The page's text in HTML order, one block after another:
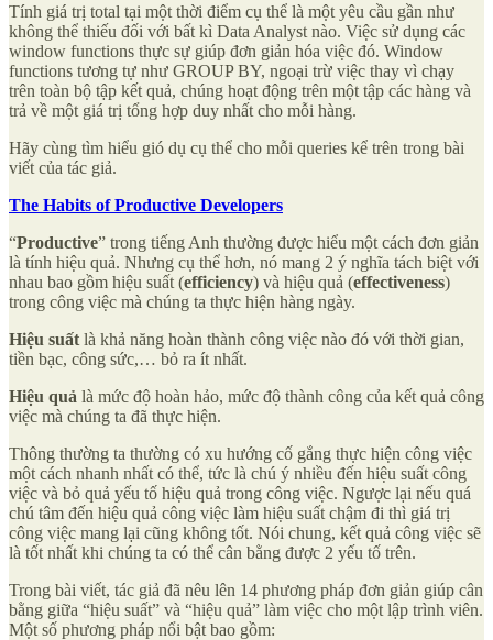
Tính giá trị total tại một thời điểm cụ thể là một yêu cầu gần như
không thể thiếu đối với bất kì Data Analyst nào. Việc sử dụng các
window functions thực sự giúp đơn giản hóa việc đó. Window
functions tương tự như GROUP BY, ngoại trừ việc thay vì chạy
trên toàn bộ tập kết quả, chúng hoạt động trên một tập các hàng và
trả về một giá trị tổng hợp duy nhất cho mỗi hàng.
Hãy cùng tìm hiểu gió dụ cụ thể cho mỗi queries kể trên trong bài
viết của tác giả.
The Habits of Productive Developers
“Productive” trong tiếng Anh thường được hiểu một cách đơn giản
là tính hiệu quả. Nhưng cụ thể hơn, nó mang 2 ý nghĩa tách biệt với
nhau bao gồm hiệu suất (efficiency) và hiệu quả (effectiveness)
trong công việc mà chúng ta thực hiện hàng ngày.
Hiệu suất là khả năng hoàn thành công việc nào đó với thời gian,
tiền bạc, công sức,… bỏ ra ít nhất.
Hiệu quả là mức độ hoàn hảo, mức độ thành công của kết quả công
việc mà chúng ta đã thực hiện.
Thông thường ta thường có xu hướng cố gắng thực hiện công việc
một cách nhanh nhất có thể, tức là chú ý nhiều đến hiệu suất công
việc và bỏ quả yếu tố hiệu quả trong công việc. Ngược lại nếu quá
chú tâm đến hiệu quả công việc làm hiệu suất chậm đi thì giá trị
công việc mang lại cũng không tốt. Nói chung, kết quả công việc sẽ
là tốt nhất khi chúng ta có thể cân bằng được 2 yếu tố trên.
Trong bài viết, tác giả đã nêu lên 14 phương pháp đơn giản giúp cân
bằng giữa “hiệu suất” và “hiệu quả” làm việc cho một lập trình viên.
Một số phương pháp nổi bật bao gồm: